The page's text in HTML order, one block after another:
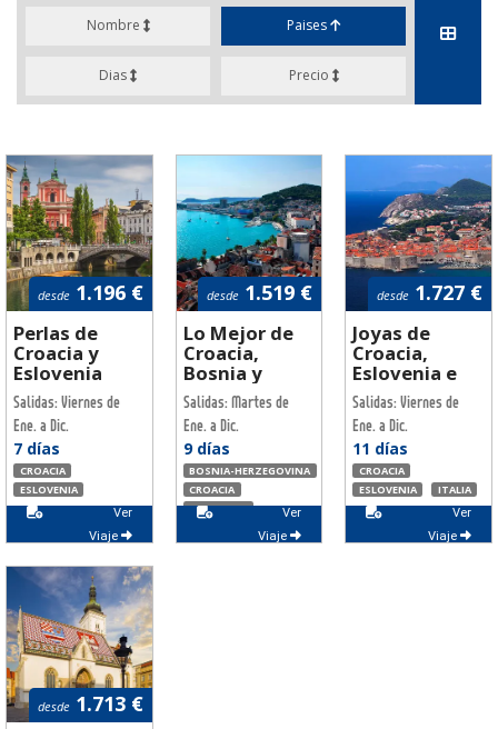
Nombre Paises
Dias Precio
desde1.196 €
Perlas de
Croacia y
Eslovenia
Salidas: Viernes de
Ene. a Dic.
7 días
CROACIA
ESLOVENIA
Ver
Viaje
desde 1.519 €
Lo Mejor de
Croacia,
Bosnia y
Eslovenia
Salidas: Martes de
Ene. a Dic.
9 días
BOSNIA-HERZEGOVINA
CROACIA
ESLOVENIA
Ver
Viaje
desde1.727 €
Joyas de
Croacia,
Eslovenia e
Italia
Salidas: Viernes de
Ene. a Dic.
11 días
CROACIA
ESLOVENIA
ITALIA
Ver
Viaje
desde1.713 €